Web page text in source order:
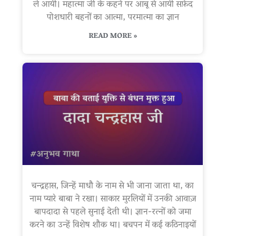
ले आयी। महात्मा जी के कहने पर आबू से आयी सफ़ेद
पोशधारी बहनों का आत्मा, परमात्मा का ज्ञान
READ MORE »
चन्द्रहास, जिन्हें माधौ के नाम से भी जाना जाता था, का
नाम प्यारे बाबा ने रखा। साकार मुरलियों में उनकी आवाज़
बापदादा से पहले सुनाई देती थी। ज्ञान-रत्नों को जमा
करने का उन्हें विशेष शौक था। बचपन में कई कठिनाइयों